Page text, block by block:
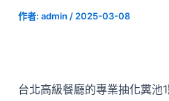
作者: admin / 2025-03-08
台北高級餐廳的專業抽化糞池